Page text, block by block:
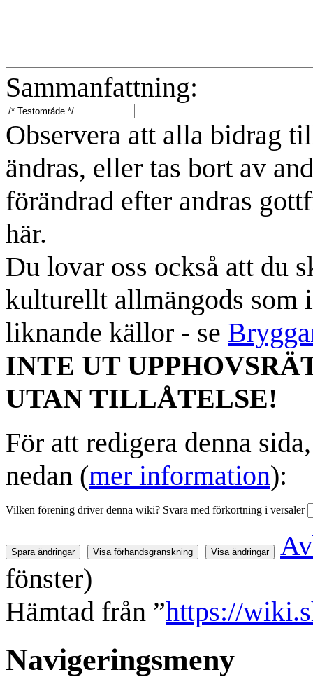
Sammanfattning:
Observera att alla bidrag
ändras, eller tas bort av
förändrad efter andras
här.
Du lovar oss också att du
kulturellt allmängods som
liknande källor - se
INTE UT
UTAN TILLÅTELSE!
För att redigera denna
nedan (mer information):
Vilken förening driver denna wiki? Svara med förkortning i versaler
fönster)
Hämtad från ”https://
Navigeringsmeny